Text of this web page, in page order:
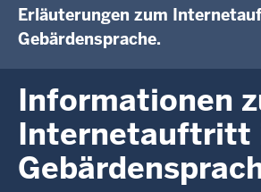
Erläuterungen zum
Gebärdensprache.
Informationen
Internetauftritt